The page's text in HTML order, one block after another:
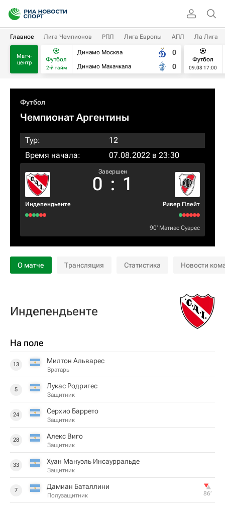
Главное Лига Чемпионов РПЛ Лига Европы АПЛ Ла Лига
Матч-
центр
Футбол
2-й тайм
Динамо Москва
Динамо Махачкала
0
0
Футбол
09.08 17:00
Футбол
Чемпионат Аргентины
Тур:
12
Время начала:
07.08.2022 в 23:30
Индепендьенте
Завершен
0 : 1
Ривер Плейт
90‎’‎ Матиас Суарес
О матче Трансляция Статистика Новости
Индепендьенте
На поле
13 Милтон Альварес
Вратарь
5 Лукас Родригес
Защитник
24 Серхио Баррето
Защитник
28 Алекс Виго
Защитник
33 Хуан Мануэль Инсаурральде
Защитник
7 Дамиан Баталлини
Полузащитник 86‎’‎